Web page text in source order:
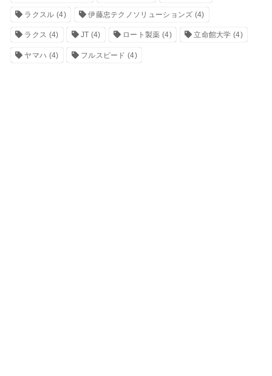
ラクスル (4) 伊藤忠テクノソリューションズ (4)
ラクス (4) JT (4) ロート製薬 (4) 立命館大学 (4)
ヤマハ (4) フルスピード (4)